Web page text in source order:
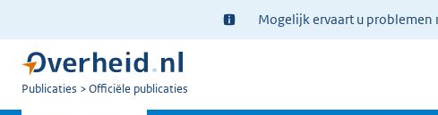
Ter
informatie:
Mogelijk ervaart u problemen
U
Publicaties Officiële publicaties